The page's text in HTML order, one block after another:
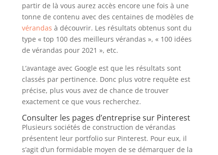
partir de là vous aurez accès encore une fois à une
tonne de contenu avec des centaines de modèles de
vérandas à découvrir. Les résultats obtenus sont du
type « top 100 des meilleurs vérandas », « 100 idées
de vérandas pour 2021 », etc.
L’avantage avec Google est que les résultats sont
classés par pertinence. Donc plus votre requête est
précise, plus vous avez de chance de trouver
exactement ce que vous recherchez.
Consulter les pages d’entreprise sur Pinterest
Plusieurs sociétés de construction de vérandas
présentent leur portfolio sur Pinterest. Pour eux, il
s’agit d’un formidable moyen de se démarquer de la